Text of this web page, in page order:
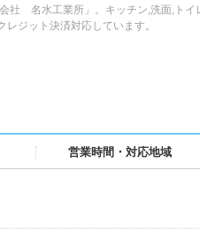
社 名水工業所」。キッチン,洗面,ト
ジット決済対応しています。
営業時間・対応地域